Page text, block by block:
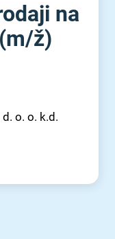
na
⁠ž)
o. o. k.d.